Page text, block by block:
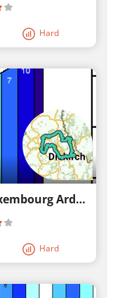
Hard
Climbing in the south of the Luxembourg Ardennes
Hard